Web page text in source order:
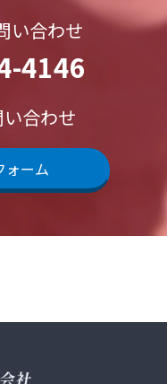
い合わせ
4146
合わせ
ォーム